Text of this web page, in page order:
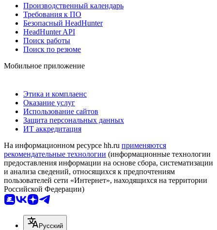
Производственный календарь
Требования к ПО
Безопасный HeadHunter
HeadHunter API
Поиск работы
Поиск по резюме
Мобильное приложение
Этика и комплаенс
Оказание услуг
Использование сайтов
Защита персональных данных
ИТ аккредитация
На информационном ресурсе hh.ru применяются
рекомендательные технологии (информационные технологии
предоставления информации на основе сбора, систематизации
и анализа сведений, относящихся к предпочтениям
пользователей сети «Интернет», находящихся на территории
Российской Федерации)
Русский